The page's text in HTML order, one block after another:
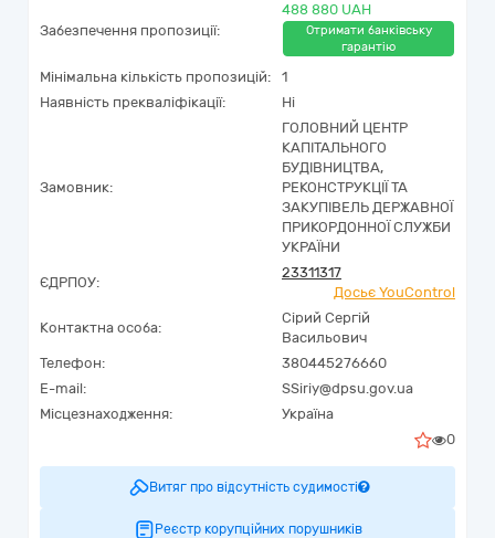
Забезпечення пропозиції:
488 880 UAH
Отримати банківську
гарантію
Мінімальна кількість пропозицій:
1
Наявність прекваліфікації:
Ні
Замовник:
ГОЛОВНИЙ ЦЕНТР
КАПІТАЛЬНОГО
БУДІВНИЦТВА,
РЕКОНСТРУКЦІЇ ТА
ЗАКУПІВЕЛЬ ДЕРЖАВНОЇ
ПРИКОРДОННОЇ СЛУЖБИ
УКРАЇНИ
ЄДРПОУ:
23311317
Досьє YouControl
Контактна особа:
Сірий Сергій
Васильович
Телефон:
380445276660
E-mail:
SSiriy@dpsu.gov.ua
Місцезнаходження:
Україна
0
Витяг про відсутність судимості
Реєстр корупційних порушників